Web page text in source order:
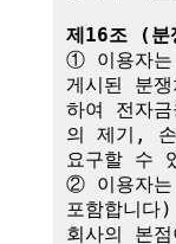
제16조 (분
① 이용자는
게시된 분
하여 전자
의 제기, 손
요구할 수
② 이용자는
포함합니
회사의 본